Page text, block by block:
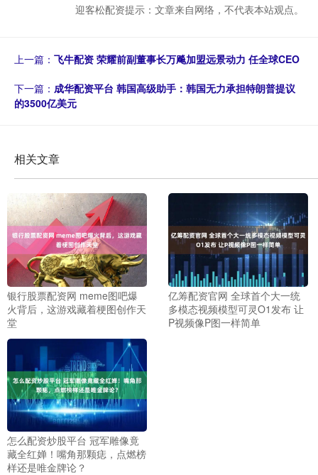
迎客松配资提示：文章来自网络，不代表本站观点。
上一篇： 飞牛配资 荣耀前副董事长万飚加盟远景动力 任全球CEO
下一篇： 成华配资平台 韩国高级助手：韩国无力承担特朗普提议
的3500亿美元
相关文章
银行股票配资网 meme图吧爆
火背后，这游戏藏着梗图创作天
堂
亿筹配资官网 全球首个大一统
多模态视频模型可灵O1发布 让
P视频像P图一样简单
怎么配资炒股平台 冠军雕像竟
藏全红婵！嘴角那颗痣，点燃榜
样还是唯金牌论？